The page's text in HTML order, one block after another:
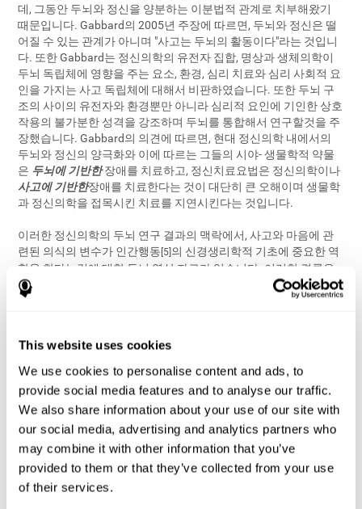
This website uses cookies
We use cookies to personalise content and ads, to
provide social media features and to analyse our traffic.
We also share information about your use of our site with
our social media, advertising and analytics partners who
may combine it with other information that you’ve
provided to them or that they’ve collected from your use
of their services.
데, 그동안 두뇌와 정신을 양분하는 이분법적 관계로 치부해왔기
때문입니다. Gabbard의 2005년 주장에 따르면, 두뇌와 정신은 떨
어질 수 있는 관계가 아니며 "사고는 두뇌의 활동이다"라는 것입니
다. 또한 Gabbard는 정신의학의 유전자 집합, 명상과 생체의학이
두뇌 독립체에 영향을 주는 요소, 환경, 심리 치료와 심리 사회적 요
인을 가지는 사고 독립체에 대해서 비판하였습니다. 또한 두뇌 구
조의 사이의 유전자와 환경뿐만 아니라 심리적 요인에 기인한 상호
작용의 불가분한 성격을 강조하며 두뇌를 통합해서 연구할것을 주
장했습니다. Gabbard의 의견에 따르면, 현대 정신의학 내에서의
두뇌와 정신의 양극화와 이에 따르는 그들의 시야- 생물학적 약물
은 두뇌에 기반한장애를 치료하고, 정신치료요법은 정신의학이나
사고에 기반한장애를 치료한다는 것이 대단히 큰 오해이며 생물학
과 정신의학을 접목시킨 치료를 지연시킨다는 것입니다.
이러한 정신의학의 두뇌 연구 결과의 맥락에서, 사고와 마음에 관
련된 의식의 변수가 인간행동 [5] 의 신경생리학적 기초에 중요한 역
할을 한다는것에 대한 두뇌 영상 자료가 있습니다. 이러한 결론은
강박 증후군이나 공황장애, 주요 우울증을 겪고있는 환자들에 대한
정신치료요법의 영향을 알아보기 위해 촬영한 두뇌영상으로 도달
대한 연구도 사고에 기반한 프로세스가 비슷한 두뇌활동
는 것으로 같은 결론으로 수렴하였습니다. 이 연구는 플라시보 약
물의 섭취나 두뇌 변형 조작, 화학적 약물에 대한 미약한 믿음과 기
대를 갖게 한다고 시사했습니다.
[1]Makeig S, Gramann K, Jung T, Sejnowski T J, Poizner H, La
vinculación del cerebro, la mente y el comportamiento. Revista Internacional de
Psicofisiología, Volumen 73, Número 2, agosto de 2009, páginas 95-100; los
procesos neuronales en Psicofisiología Clínica[2] Kanwisher N. Especificidad
funcional en el cerebro humano: Una ventana a la arquitectura funcional de la